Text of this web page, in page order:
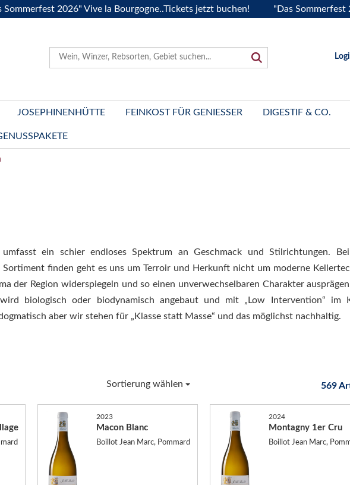
2026" Vive la Bourgogne..Tickets jetzt buchen! "Das Sommerfest 2026"
JOSEPHINENHÜTTE FEINKOST FÜR GENIESSER DIGESTIF & CO.
ein schier endloses Spektrum an Geschmack und Stilrichtungen.
finden geht es uns um Terroir und Herkunft nicht um moderne
der Region widerspiegeln und so einen unverwechselbaren Charakter
biologisch oder biodynamisch angebaut und mit „Low Intervention“ im
aber wir stehen für „Klasse statt Masse“ und das möglichst nachhaltig.
Sortierung wählen 569
2023
Macon Blanc
Boillot Jean Marc, Pommard
2024
Montagny 1er Cru
Boillot Jean Marc,